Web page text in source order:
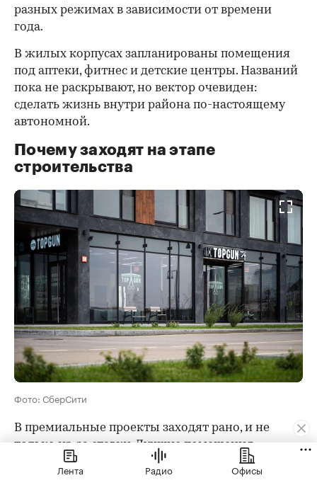
разных режимах в зависимости от времени
года.
В жилых корпусах запланированы помещения
под аптеки, фитнес и детские центры. Названий
пока не раскрывают, но вектор очевиден:
сделать жизнь внутри района по-настоящему
автономной.
Почему заходят на этапе
строительства
Фото: СберСити
В премиальные проекты заходят рано, и не
только из-за ставки. Лучшие помещения
разбирают быстро: угловые, с витринами на
главный проспект, с нужной площадью. Позже
Лента Радио Офисы